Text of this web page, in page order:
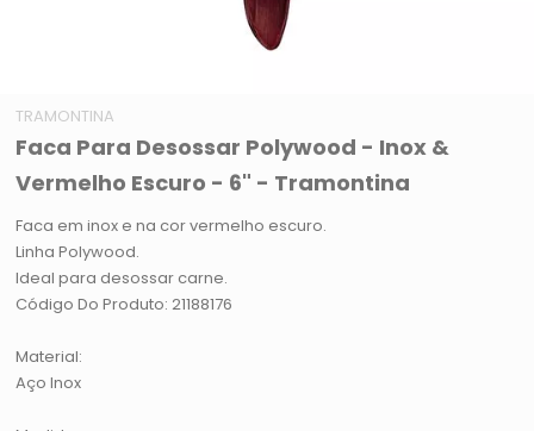
TRAMONTINA
Faca Para Desossar Polywood - Inox &
Vermelho Escuro - 6" - Tramontina
Faca em inox e na cor vermelho escuro.
Linha Polywood.
Ideal para desossar carne.
Código Do Produto: 21188176
Material:
Aço Inox